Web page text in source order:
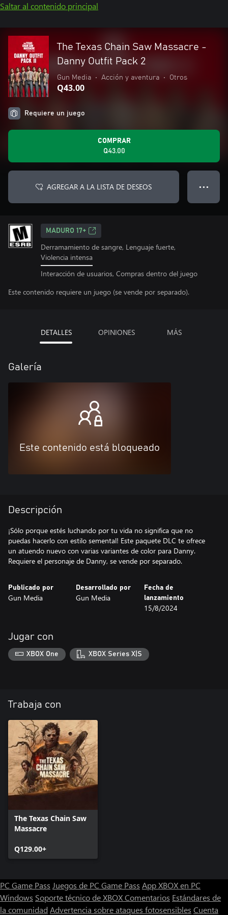
Saltar al contenido principal
The Texas Chain Saw Massacre -
Danny Outfit Pack 2
Gun Media • Acción y aventura • Otros
Q43.00
Requiere un juego
COMPRAR
Q43.00
AGREGAR A LA LISTA DE DESEOS ● ● ●
MADURO 17+
Derramamiento de sangre, Lenguaje fuerte,
Violencia intensa
Interacción de usuarios, Compras dentro del juego
Este contenido requiere un juego (se vende por separado).
DETALLES OPINIONES MÁS
Galería
Este contenido está bloqueado
Descripción
¡Sólo porque estés luchando por tu vida no significa que no
puedas hacerlo con estilo semental! Este paquete DLC te ofrece
un atuendo nuevo con varias variantes de color para Danny.
Requiere el personaje de Danny, se vende por separado.
Publicado por
Gun Media
Desarrollado por
Gun Media
Fecha de
lanzamiento
15/8/2024
Jugar con
XBOX One XBOX Series X|S
Trabaja con
The Texas Chain Saw
Massacre
Q129.00+
PC Game Pass Juegos de PC Game Pass App XBOX en PC
Windows Soporte técnico de XBOXComentarios Estándares de
la comunidad Advertencia sobre ataques fotosensibles Cuenta